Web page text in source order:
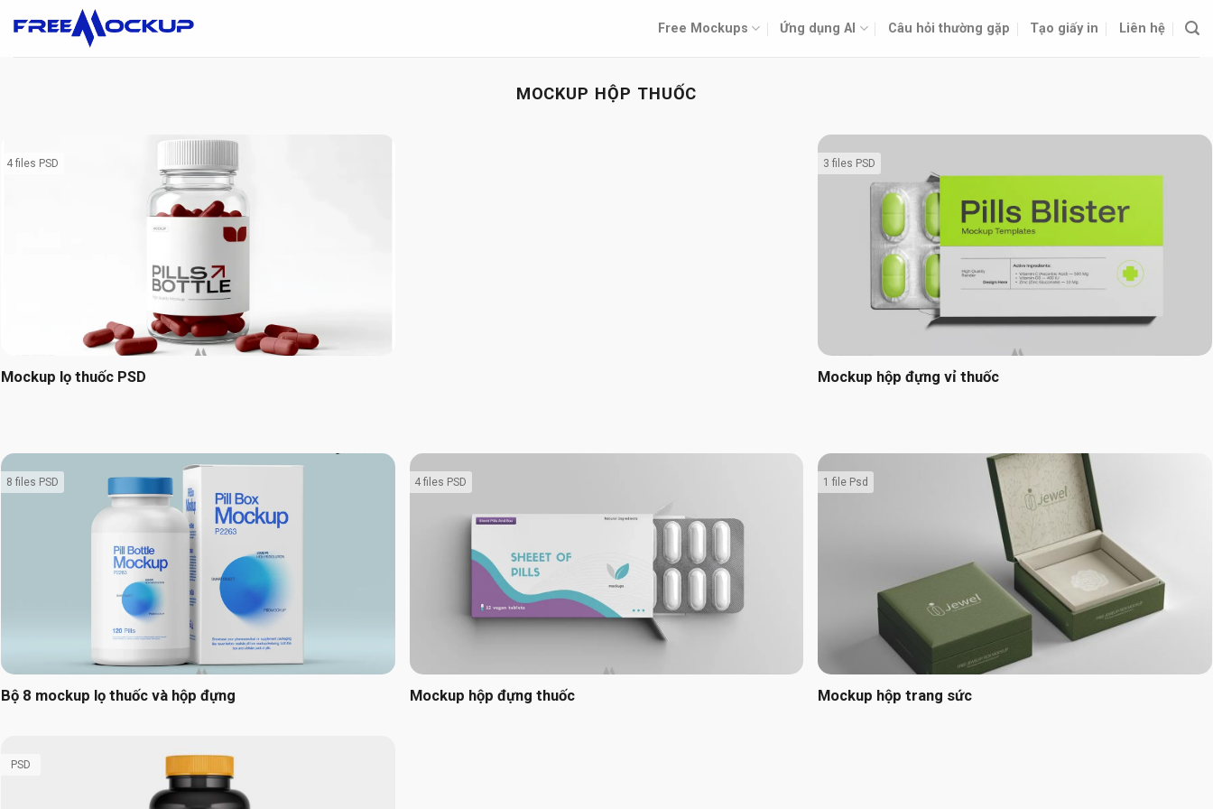
Free Mockups Ứng dụng AI Câu hỏi thường gặp Tạo giấy in Liên hệ
MOCKUP HỘP THUỐC
Mockup lọ thuốc PSD
4 files PSD
Mockup hộp đựng vỉ thuốc
3 files PSD
Bộ 8 mockup lọ thuốc và hộp đựng
8 files PSD
Mockup hộp đựng thuốc
4 files PSD
Mockup hộp trang sức
1 file Psd
PSD